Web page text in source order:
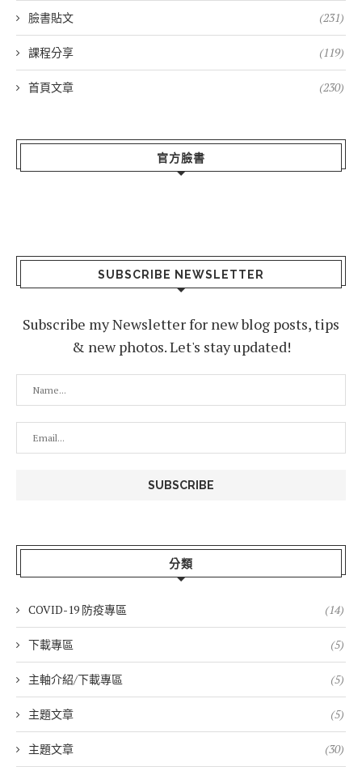
臉書貼文 (231)
課程分享 (119)
首頁文章 (230)
官方臉書
SUBSCRIBE NEWSLETTER
Subscribe my Newsletter for new blog posts, tips
& new photos. Let's stay updated!
分類
COVID-19 防疫專區 (14)
下載專區 (5)
主軸介紹/下載專區 (5)
主題文章 (5)
主題文章 (30)